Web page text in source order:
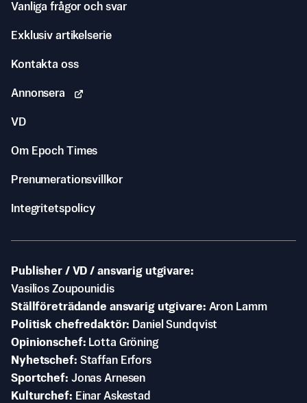
Vanliga frågor och svar
Exklusiv artikelserie
Kontakta oss
Annonsera
VD
Om Epoch Times
Prenumerationsvillkor
Integritetspolicy
Publisher / VD / ansvarig utgivare
Vasilios Zoupounidis
Ställföreträdande ansvarig utgivare Aron Lamm
Politisk chefredaktör
Daniel Sundqvist
Opinionschef
Lotta Gröning
Nyhetschef Staffan Erfors
Sportchef Jonas Arnesen
Kulturchef
Einar Askestad